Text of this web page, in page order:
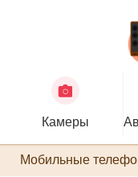
Камеры
Мобильные